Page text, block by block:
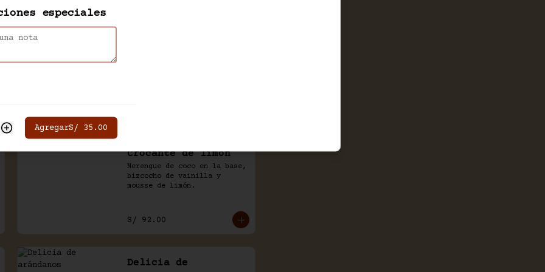
Crocante de limón
Merengue de coco en la base,
bizcocho de vainilla y
mousse de limón.
S/ 92.00
Delicia de
especiales
AgregarS/ 35.00